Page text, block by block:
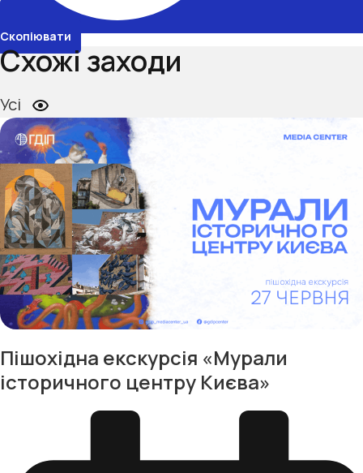
Скопіювати
Схожі заходи
Усі
Пішохідна екскурсія «Мурали
історичного центру Києва»